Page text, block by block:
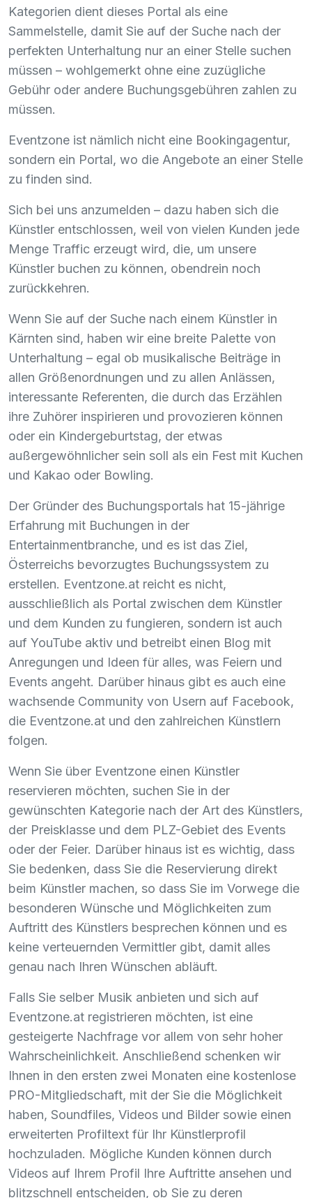
Kategorien dient dieses Portal als eine
Sammelstelle, damit Sie auf der Suche nach der
perfekten Unterhaltung nur an einer Stelle suchen
müssen – wohlgemerkt ohne eine zuzügliche
Gebühr oder andere Buchungsgebühren zahlen zu
müssen.
Eventzone ist nämlich nicht eine Bookingagentur,
sondern ein Portal, wo die Angebote an einer Stelle
zu finden sind.
Sich bei uns anzumelden – dazu haben sich die
Künstler entschlossen, weil von vielen Kunden jede
Menge Traffic erzeugt wird, die, um unsere
Künstler buchen zu können, obendrein noch
zurückkehren.
Wenn Sie auf der Suche nach einem Künstler in
Kärnten sind, haben wir eine breite Palette von
Unterhaltung – egal ob musikalische Beiträge in
allen Größenordnungen und zu allen Anlässen,
interessante Referenten, die durch das Erzählen
ihre Zuhörer inspirieren und provozieren können
oder ein Kindergeburtstag, der etwas
außergewöhnlicher sein soll als ein Fest mit Kuchen
und Kakao oder Bowling.
Der Gründer des Buchungsportals hat 15-jährige
Erfahrung mit Buchungen in der
Entertainmentbranche, und es ist das Ziel,
Österreichs bevorzugtes Buchungssystem zu
erstellen. Eventzone.at reicht es nicht,
ausschließlich als Portal zwischen dem Künstler
und dem Kunden zu fungieren, sondern ist auch
auf YouTube aktiv und betreibt einen Blog mit
Anregungen und Ideen für alles, was Feiern und
Events angeht. Darüber hinaus gibt es auch eine
wachsende Community von Usern auf Facebook,
die Eventzone.at und den zahlreichen Künstlern
folgen.
Wenn Sie über Eventzone einen Künstler
reservieren möchten, suchen Sie in der
gewünschten Kategorie nach der Art des Künstlers,
der Preisklasse und dem PLZ-Gebiet des Events
oder der Feier. Darüber hinaus ist es wichtig, dass
Sie bedenken, dass Sie die Reservierung direkt
beim Künstler machen, so dass Sie im Vorwege die
besonderen Wünsche und Möglichkeiten zum
Auftritt des Künstlers besprechen können und es
keine verteuernden Vermittler gibt, damit alles
genau nach Ihren Wünschen abläuft.
Falls Sie selber Musik anbieten und sich auf
Eventzone.at registrieren möchten, ist eine
gesteigerte Nachfrage vor allem von sehr hoher
Wahrscheinlichkeit. Anschließend schenken wir
Ihnen in den ersten zwei Monaten eine kostenlose
PRO-Mitgliedschaft, mit der Sie die Möglichkeit
haben, Soundfiles, Videos und Bilder sowie einen
erweiterten Profiltext für Ihr Künstlerprofil
hochzuladen. Mögliche Kunden können durch
Videos auf Ihrem Profil Ihre Auftritte ansehen und
blitzschnell entscheiden, ob Sie zu deren